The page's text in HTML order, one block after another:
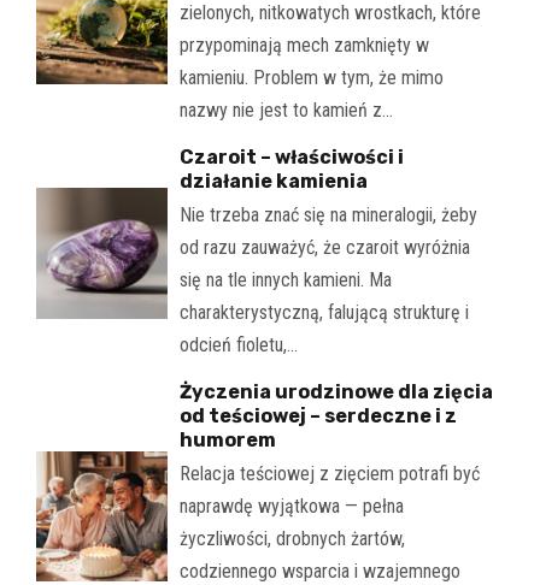
zielonych, nitkowatych wrostkach, które
przypominają mech zamknięty w
kamieniu. Problem w tym, że mimo
nazwy nie jest to kamień z…
Czaroit – właściwości i
działanie kamienia
Nie trzeba znać się na mineralogii, żeby
od razu zauważyć, że czaroit wyróżnia
się na tle innych kamieni. Ma
charakterystyczną, falującą strukturę i
odcień fioletu,…
Życzenia urodzinowe dla zięcia
od teściowej – serdeczne i z
humorem
Relacja teściowej z zięciem potrafi być
naprawdę wyjątkowa — pełna
życzliwości, drobnych żartów,
codziennego wsparcia i wzajemnego